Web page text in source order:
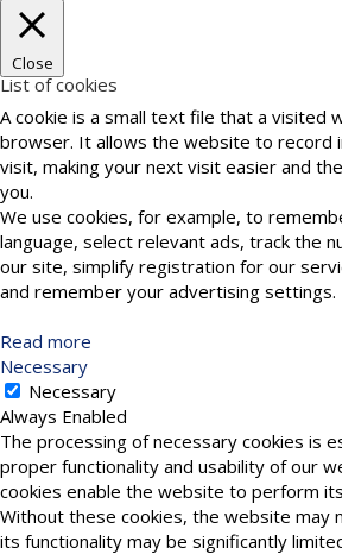
Close
List of cookies
A cookie is a small text file that a visited
browser. It allows the website to record
visit, making your next visit easier and
you.
We use cookies, for example, to
language, select relevant ads, track the
our site, simplify registration for our
and remember your advertising settings.
Read more
Necessary
Necessary
Always Enabled
The processing of necessary cookies is
proper functionality and usability of our
cookies enable the website to perform
Without these cookies, the website may
its functionality may be significantly